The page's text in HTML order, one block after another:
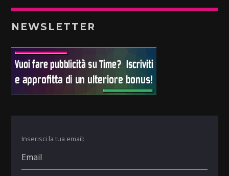
NEWSLETTER
Inserisci la tua email: